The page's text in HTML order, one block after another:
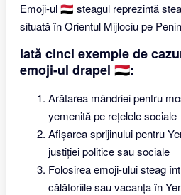
Emoji-ul 🇾🇪 steagul reprezintă
situată în Orientul Mijlociu pe
Iată cinci exemple de
emoji-ul drapel 🇾🇪:
Arătarea mândriei pentru
yemenită pe rețelele sociale
Afișarea sprijinului pentru
justiției politice sau sociale
Folosirea emoji-ului steag
călătoriile sau vacanța în